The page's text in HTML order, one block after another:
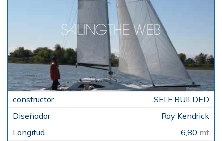
.SELF BUILDED
Ray Kendrick
6,80 mt